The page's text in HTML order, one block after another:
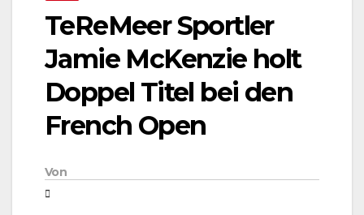
TeReMeer Sportler
Jamie McKenzie holt
Doppel Titel bei den
French Open
Von